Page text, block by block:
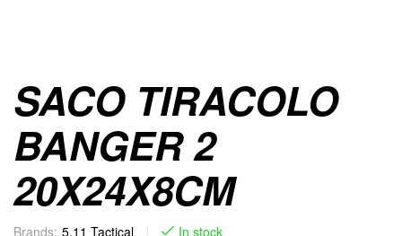
SACO TIRACOLO
BANGER 2
20X24X8CM
Brands: 5.11 Tactical In stock